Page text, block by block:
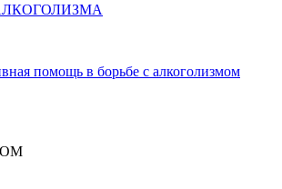
помощь в борьбе с алкоголизмом